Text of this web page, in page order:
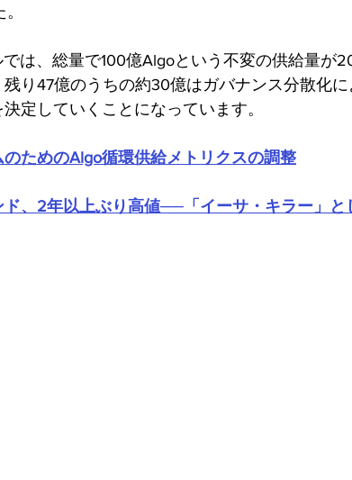
は、総量で100億Algoという不変の供給量が
り47億のうちの約30億はガバナンス分散化に
定していくことになっています。
ためのAlgo循環供給メトリクスの調整
ド、2年以上ぶり高値──「イーサ・キラー」と